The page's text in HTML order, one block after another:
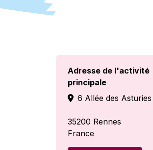
Adresse de l'activité
principale
6 Allée des Asturies
35200 Rennes
France